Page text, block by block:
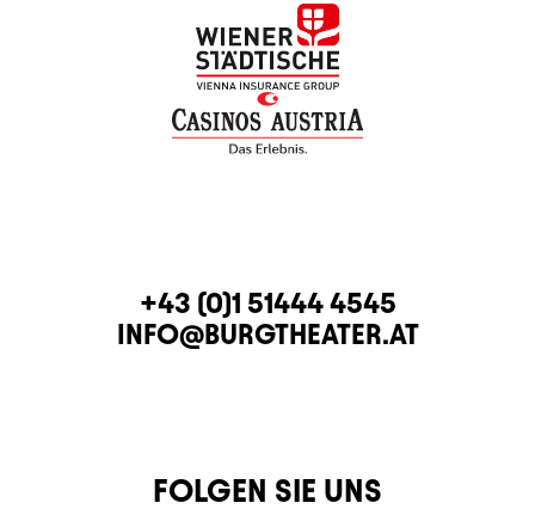
KONTAKTTELEFON
+43 (0)1 51444 4545
E-MAIL
INFO@BURGTHEATER.AT
FOLGEN SIE UNS